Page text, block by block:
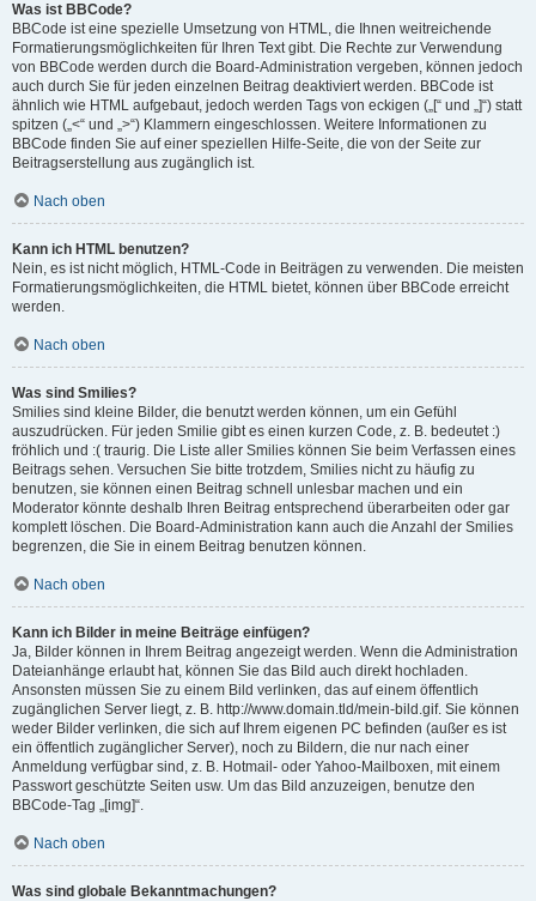
Was ist BBCode?
BBCode ist eine spezielle Umsetzung von HTML, die Ihnen weitreichende
Formatierungsmöglichkeiten für Ihren Text gibt. Die Rechte zur Verwendung
von BBCode werden durch die Board-Administration vergeben, können jedoch
auch durch Sie für jeden einzelnen Beitrag deaktiviert werden. BBCode ist
ähnlich wie HTML aufgebaut, jedoch werden Tags von eckigen („[“ und „]“) statt
spitzen („<“ und „>“) Klammern eingeschlossen. Weitere Informationen zu
BBCode finden Sie auf einer speziellen Hilfe-Seite, die von der Seite zur
Beitragserstellung aus zugänglich ist.
Nach oben
Kann ich HTML benutzen?
Nein, es ist nicht möglich, HTML-Code in Beiträgen zu verwenden. Die meisten
Formatierungsmöglichkeiten, die HTML bietet, können über BBCode erreicht
werden.
Nach oben
Was sind Smilies?
Smilies sind kleine Bilder, die benutzt werden können, um ein Gefühl
auszudrücken. Für jeden Smilie gibt es einen kurzen Code, z. B. bedeutet :)
fröhlich und :( traurig. Die Liste aller Smilies können Sie beim Verfassen eines
Beitrags sehen. Versuchen Sie bitte trotzdem, Smilies nicht zu häufig zu
benutzen, sie können einen Beitrag schnell unlesbar machen und ein
Moderator könnte deshalb Ihren Beitrag entsprechend überarbeiten oder gar
komplett löschen. Die Board-Administration kann auch die Anzahl der Smilies
begrenzen, die Sie in einem Beitrag benutzen können.
Nach oben
Kann ich Bilder in meine Beiträge einfügen?
Ja, Bilder können in Ihrem Beitrag angezeigt werden. Wenn die Administration
Dateianhänge erlaubt hat, können Sie das Bild auch direkt hochladen.
Ansonsten müssen Sie zu einem Bild verlinken, das auf einem öffentlich
zugänglichen Server liegt, z. B. http://www.domain.tld/mein-bild.gif. Sie können
weder Bilder verlinken, die sich auf Ihrem eigenen PC befinden (außer es ist
ein öffentlich zugänglicher Server), noch zu Bildern, die nur nach einer
Anmeldung verfügbar sind, z. B. Hotmail- oder Yahoo-Mailboxen, mit einem
Passwort geschützte Seiten usw. Um das Bild anzuzeigen, benutze den
BBCode-Tag „[img]“.
Nach oben
Was sind globale Bekanntmachungen?